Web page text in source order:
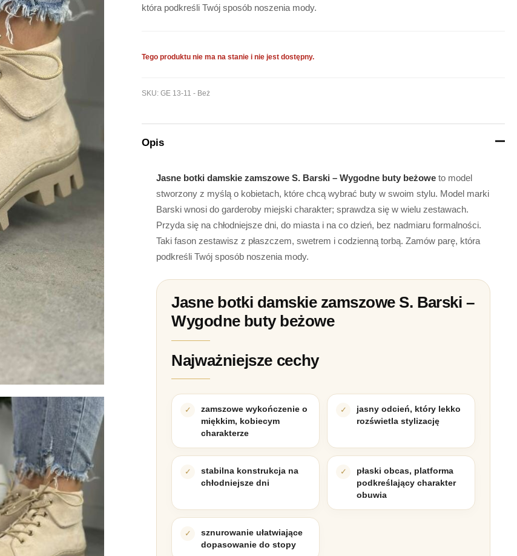
która podkreśli Twój sposób noszenia mody.
Tego produktu nie ma na stanie i nie jest dostępny.
SKU:GE 13-11 - Beż
Opis
Jasne botki damskie zamszowe S. Barski – Wygodne buty beżowe to model
stworzony z myślą o kobietach, które chcą wybrać buty w swoim stylu. Model marki
Barski wnosi do garderoby miejski charakter; sprawdza się w wielu zestawach.
Przyda się na chłodniejsze dni, do miasta i na co dzień, bez nadmiaru formalności.
Taki fason zestawisz z płaszczem, swetrem i codzienną torbą. Zamów parę, która
podkreśli Twój sposób noszenia mody.
Jasne botki damskie zamszowe S. Barski –
Wygodne buty beżowe
Najważniejsze cechy
zamszowe wykończenie o
miękkim, kobiecym
charakterze
jasny odcień, który lekko
rozświetla stylizację
stabilna konstrukcja na
chłodniejsze dni
płaski obcas, platforma
podkreślający charakter
obuwia
sznurowanie ułatwiające
dopasowanie do stopy